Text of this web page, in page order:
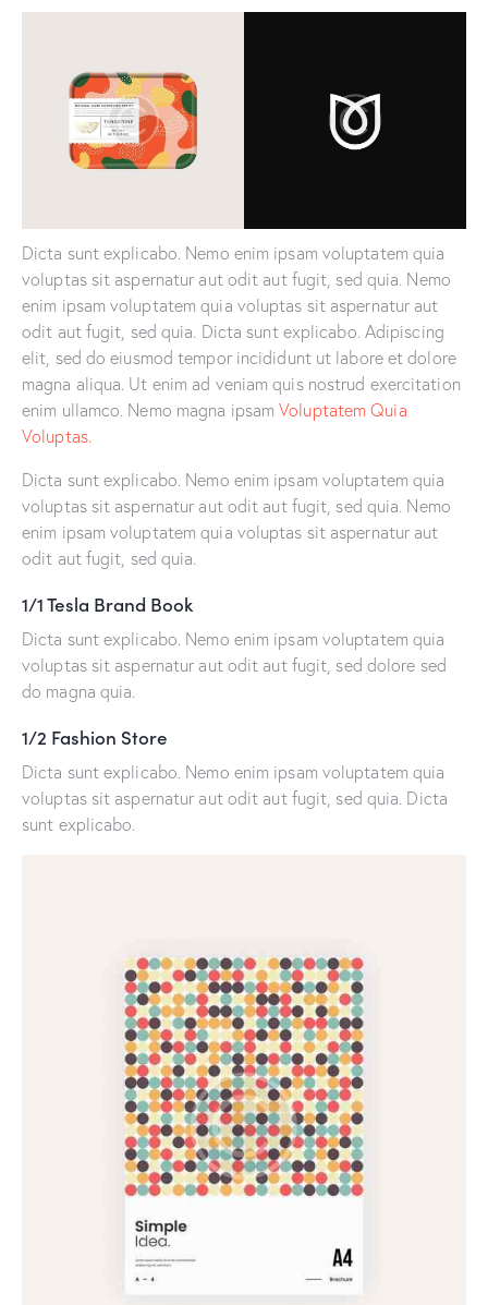
Dicta sunt explicabo. Nemo enim ipsam voluptatem quia
voluptas sit aspernatur aut odit aut fugit, sed quia. Nemo
enim ipsam voluptatem quia voluptas sit aspernatur aut
odit aut fugit, sed quia. Dicta sunt explicabo. Adipiscing
elit, sed do eiusmod tempor incididunt ut labore et dolore
magna aliqua. Ut enim ad veniam quis nostrud exercitation
enim ullamco. Nemo magna ipsamVoluptatem Quia
Voluptas.
Dicta sunt explicabo. Nemo enim ipsam voluptatem quia
voluptas sit aspernatur aut odit aut fugit, sed quia. Nemo
enim ipsam voluptatem quia voluptas sit aspernatur aut
odit aut fugit, sed quia.
1/1 Tesla Brand Book
Dicta sunt explicabo. Nemo enim ipsam voluptatem quia
voluptas sit aspernatur aut odit aut fugit, sed dolore sed
do magna quia.
1/2 Fashion Store
Dicta sunt explicabo. Nemo enim ipsam voluptatem quia
voluptas sit aspernatur aut odit aut fugit, sed quia. Dicta
sunt explicabo.